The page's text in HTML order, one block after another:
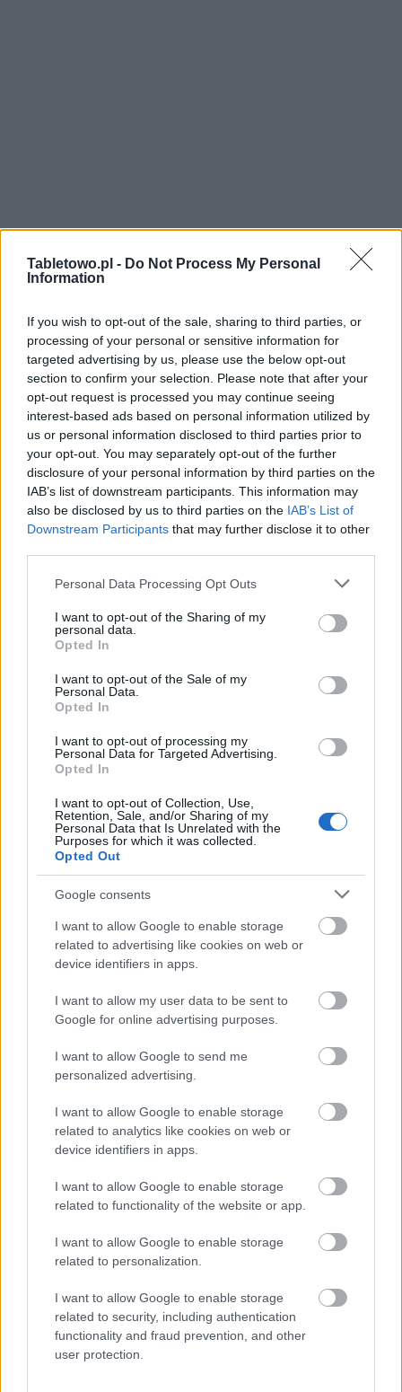
Tabletowo.pl - Do Not Process My Personal
Information
If you wish to opt-out of the sale, sharing to third parties, or
processing of your personal or sensitive information for
targeted advertising by us, please use the below opt-out
section to confirm your selection. Please note that after your
opt-out request is processed you may continue seeing
interest-based ads based on personal information utilized by
us or personal information disclosed to third parties prior to
your opt-out. You may separately opt-out of the further
disclosure of your personal information by third parties on the
IAB’s list of downstream participants. This information may
also be disclosed by us to third parties on the IAB’s List of
Downstream Participants that may further disclose it to other
Please note that this website/app uses one or more Google
not limited to your visit or usage behaviour. You may click to
grant or deny consent to Google and its third-party tags to
use your data for below specified purposes in below Google
consent section.
Personal Data Processing Opt Outs
I want to opt-out of the Sharing of my
personal data.
Opted In
I want to opt-out of the Sale of my
Personal Data.
Opted In
I want to opt-out of processing my
Personal Data for Targeted Advertising.
Opted In
I want to opt-out of Collection, Use,
Retention, Sale, and/or Sharing of my
Personal Data that Is Unrelated with the
Purposes for which it was collected.
Opted Out
Google consents
I want to allow Google to enable storage
related to advertising like cookies on web or
device identifiers in apps.
I want to allow my user data to be sent to
Google for online advertising purposes.
I want to allow Google to send me
personalized advertising.
I want to allow Google to enable storage
related to analytics like cookies on web or
device identifiers in apps.
I want to allow Google to enable storage
related to functionality of the website or app.
I want to allow Google to enable storage
related to personalization.
I want to allow Google to enable storage
related to security, including authentication
functionality and fraud prevention, and other
user protection.